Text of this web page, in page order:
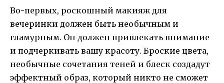
Во-первых, роскошный макияж для
вечеринки должен быть необычным и
гламурным. Он должен привлекать внимание
и подчеркивать вашу красоту. Броские цвета,
необычные сочетания теней и блеск создадут
эффектный образ, который никто не сможет